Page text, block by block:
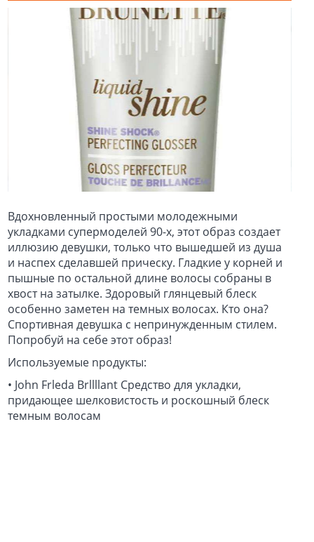
Вдохновленный простыми молодежными
укладками супермоделей 90-х, этот образ создает
иллюзию девушки, только что вышедшей из душа
и наспех сделавшей прическу. Гладкие у корней и
пышные по остальной длине волосы собраны в
хвост на затылке. Здоровый глянцевый блеск
особенно заметен на темных волосах. Кто она?
Спортивная девушка с непринужденным стилем.
Попробуй на себе этот образ!
Используемые nродукты:
• John Frleda Brllllant Средство для укладки,
придающее шелковистость и роскошный блеск
темным волосам